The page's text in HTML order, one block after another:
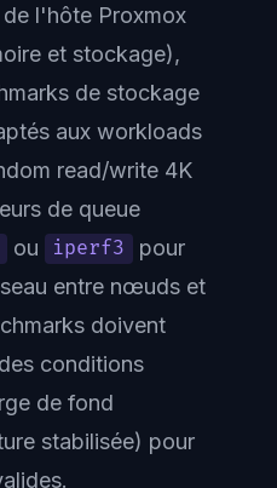
l'hôte Proxmox
et stockage),
de stockage
aux workloads
read/write 4K
de queue
ou iperf3
pour
entre nœuds et
doivent
conditions
de fond
stabilisée) pour